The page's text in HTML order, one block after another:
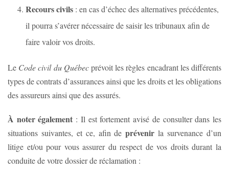
Recours civils : en cas d’échec des alternatives précédentes,
il pourra s’avérer nécessaire de saisir les tribunaux afin de
faire valoir vos droits.
Le Code civil du Québecprévoit les règles encadrant les différents
types de contrats d’assurances ainsi que les droits et les obligations
des assureurs ainsi que des assurés.
À noter également : Il est fortement avisé de consulter dans les
situations suivantes, et ce, afin deprévenir la survenance d’un
litige et/ou pour vous assurer du respect de vos droits durant la
conduite de votre dossier de réclamation :